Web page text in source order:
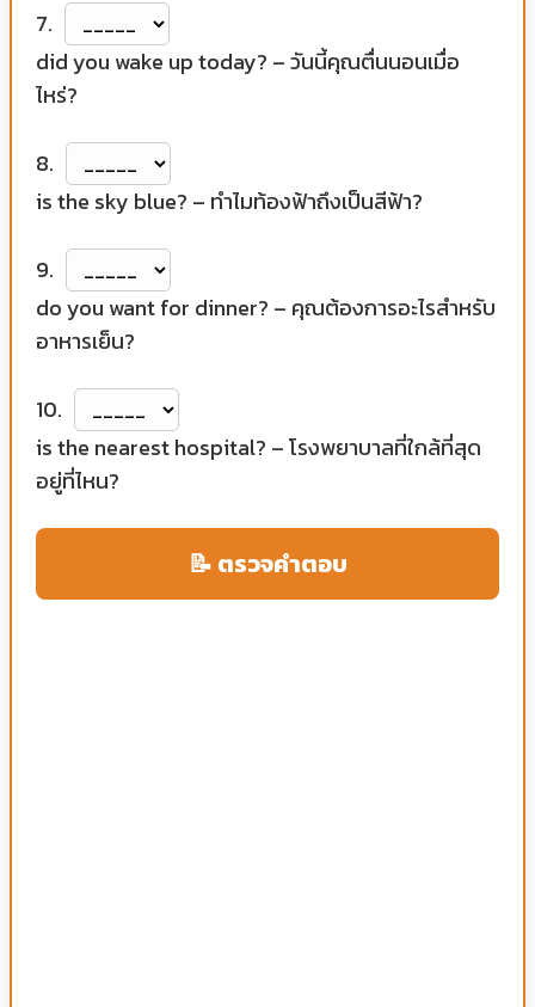
7.
did you wake up today? – วันนี้คุณตื่นนอนเมื่อ
ไหร่?
8.
is the sky blue? – ทำไมท้องฟ้าถึงเป็นสีฟ้า?
9.
do you want for dinner? – คุณต้องการอะไรสำหรับ
อาหารเย็น?
10.
is the nearest hospital? – โรงพยาบาลที่ใกล้ที่สุด
อยู่ที่ไหน?
📝 ตรวจคำตอบ